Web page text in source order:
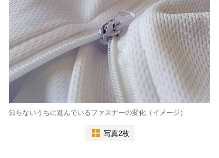
知らないうちに進んでいるファスナーの変化（イメージ）
写真2枚